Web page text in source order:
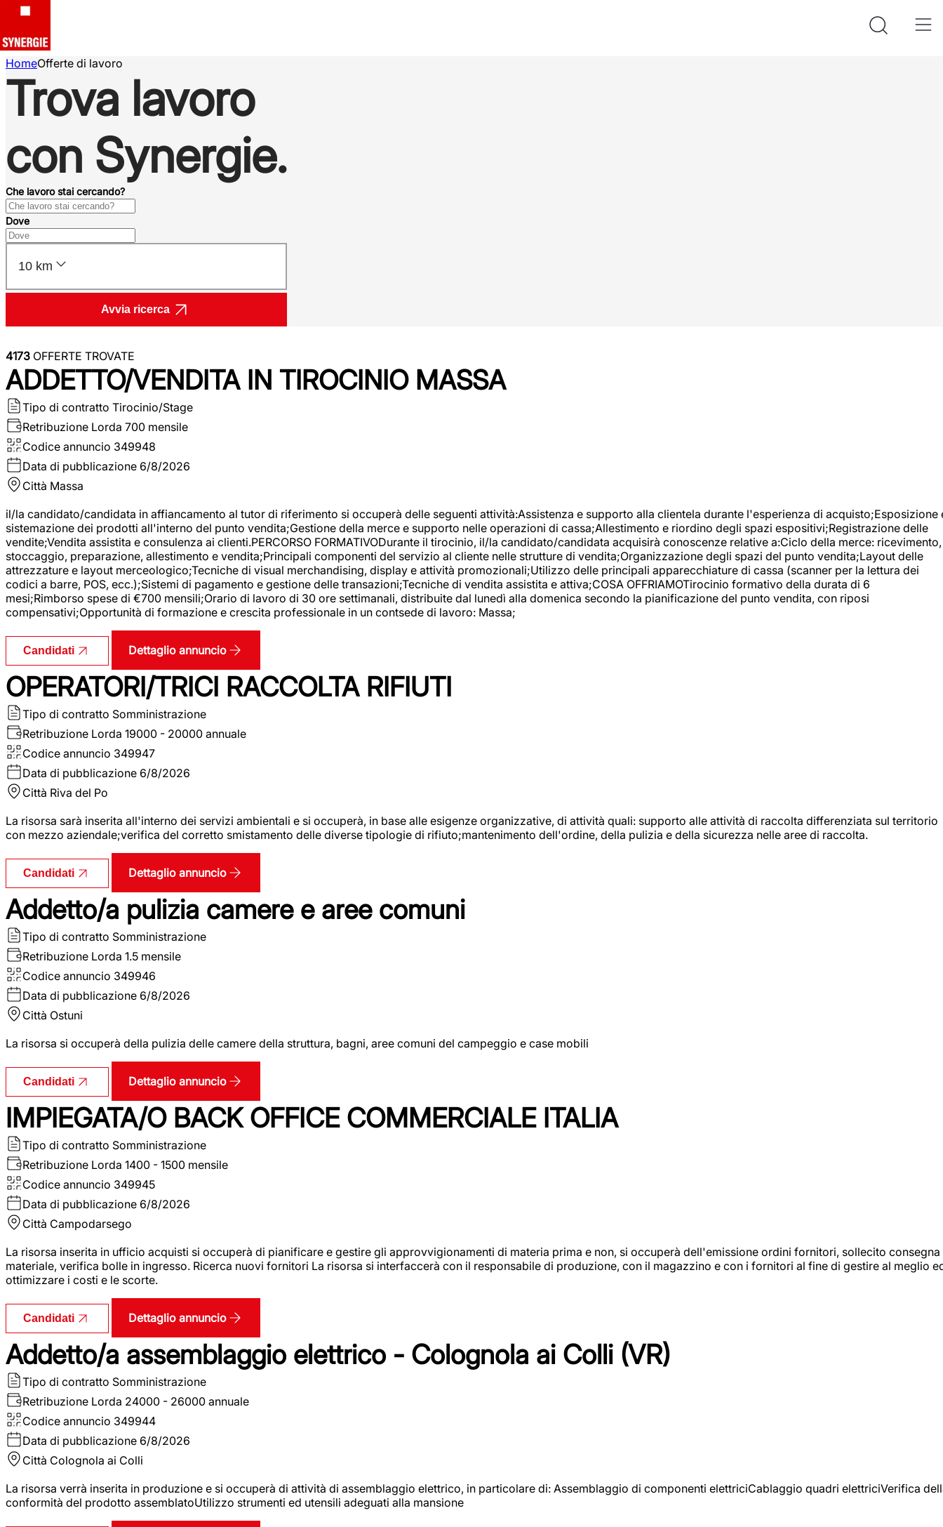
HomeOfferte di lavoro
Trova lavoro
con Synergie.
Che lavoro stai cercando?
Dove
10 km
Avvia ricerca
4173 OFFERTE TROVATE
ADDETTO/VENDITA IN TIROCINIO MASSA
Tipo di contratto Tirocinio/Stage
Retribuzione Lorda 700 mensile
Codice annuncio 349948
Data di pubblicazione 6/8/2026
Città Massa
il/la candidato/candidata in affiancamento al tutor di riferimento si occuperà delle seguenti attività:Assistenza e supporto alla clientela durante l'esperienza di acquisto;Esposizione
sistemazione dei prodotti all'interno del punto vendita;Gestione della merce e supporto nelle operazioni di cassa;Allestimento e riordino degli spazi espositivi;Registrazione delle
vendite;Vendita assistita e consulenza ai clienti.PERCORSO FORMATIVODurante il tirocinio, il/la candidato/candidata acquisirà conoscenze relative a:Ciclo della merce: ricevimento,
stoccaggio, preparazione, allestimento e vendita;Principali componenti del servizio al cliente nelle strutture di vendita;Organizzazione degli spazi del punto vendita;Layout delle
attrezzature e layout merceologico;Tecniche di visual merchandising, display e attività promozionali;Utilizzo delle principali apparecchiature di cassa (scanner per la lettura dei
codici a barre, POS, ecc.);Sistemi di pagamento e gestione delle transazioni;Tecniche di vendita assistita e attiva;COSA OFFRIAMOTirocinio formativo della durata di 6
mesi;Rimborso spese di €700 mensili;Orario di lavoro di 30 ore settimanali, distribuite dal lunedì alla domenica secondo la pianificazione del punto vendita, con riposi
compensativi;Opportunità di formazione e crescita professionale in un contsede di lavoro: Massa;
Candidati Dettaglio annuncio
OPERATORI/TRICI RACCOLTA RIFIUTI
Tipo di contratto Somministrazione
Retribuzione Lorda 19000 - 20000 annuale
Codice annuncio 349947
Data di pubblicazione 6/8/2026
Città Riva del Po
La risorsa sarà inserita all'interno dei servizi ambientali e si occuperà, in base alle esigenze organizzative, di attività quali: supporto alle attività di raccolta differenziata sul territorio
con mezzo aziendale;verifica del corretto smistamento delle diverse tipologie di rifiuto;mantenimento dell'ordine, della pulizia e della sicurezza nelle aree di raccolta.
Candidati Dettaglio annuncio
Addetto/a pulizia camere e aree comuni
Tipo di contratto Somministrazione
Retribuzione Lorda 1.5 mensile
Codice annuncio 349946
Data di pubblicazione 6/8/2026
Città Ostuni
La risorsa si occuperà della pulizia delle camere della struttura, bagni, aree comuni del campeggio e case mobili
Candidati Dettaglio annuncio
IMPIEGATA/O BACK OFFICE COMMERCIALE ITALIA
Tipo di contratto Somministrazione
Retribuzione Lorda 1400 - 1500 mensile
Codice annuncio 349945
Data di pubblicazione 6/8/2026
Città Campodarsego
La risorsa inserita in ufficio acquisti si occuperà di pianificare e gestire gli approvvigionamenti di materia prima e non, si occuperà dell'emissione ordini fornitori, sollecito consegna
materiale, verifica bolle in ingresso. Ricerca nuovi fornitori La risorsa si interfaccerà con il responsabile di produzione, con il magazzino e con i fornitori al fine di gestire al meglio
ottimizzare i costi e le scorte.
Candidati Dettaglio annuncio
Addetto/a assemblaggio elettrico - Colognola ai Colli (VR)
Tipo di contratto Somministrazione
Retribuzione Lorda 24000 - 26000 annuale
Codice annuncio 349944
Data di pubblicazione 6/8/2026
Città Colognola ai Colli
La risorsa verrà inserita in produzione e si occuperà di attività di assemblaggio elettrico, in particolare di: Assemblaggio di componenti elettriciCablaggio quadri elettriciVerifica
conformità del prodotto assemblatoUtilizzo strumenti ed utensili adeguati alla mansione